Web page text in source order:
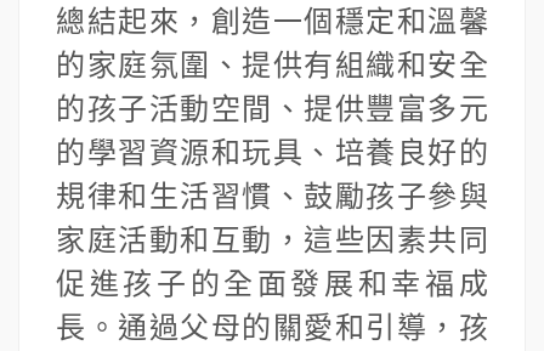
總結起來，創造一個穩定和溫馨
的家庭氛圍、提供有組織和安全
的孩子活動空間、提供豐富多元
的學習資源和玩具、培養良好的
規律和生活習慣、鼓勵孩子參與
家庭活動和互動，這些因素共同
促進孩子的全面發展和幸福成
長。通過父母的關愛和引導，孩